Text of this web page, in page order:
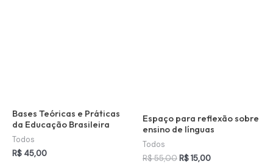
Bases Teóricas e Práticas
da Educação Brasileira
Todos
R$ 45,00
Espaço para reflexão sobre
ensino de línguas
Todos
R$55,00O
R$15,00O